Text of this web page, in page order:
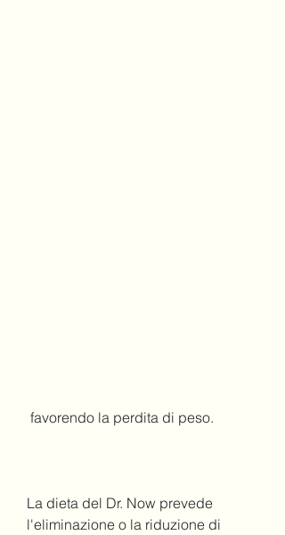
favorendo la perdita di peso.
La dieta del Dr. Now prevede
l'eliminazione o la riduzione di